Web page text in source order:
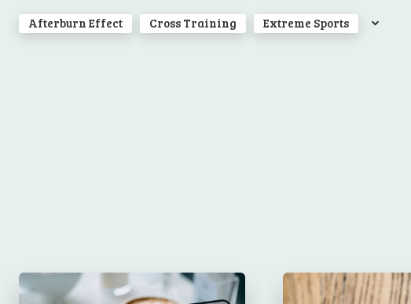
Afterburn Effect Cross Training Extreme Sports